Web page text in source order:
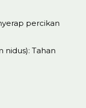
percikan
nidus): Tahan